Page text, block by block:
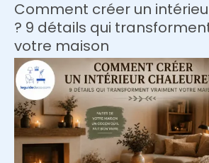
les
rideaux
d’une
pièce
au
nord
Comment créer un
? 9 détails qui
votre maison